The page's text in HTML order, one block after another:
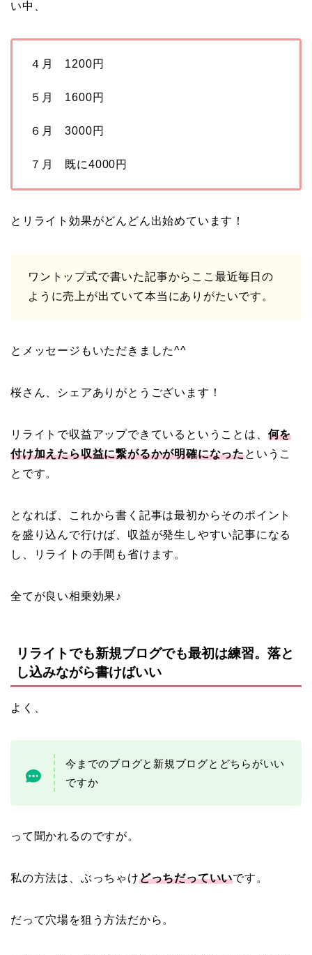
い中、
４月 1200円
５月 1600円
６月 3000円
７月 既に4000円
とリライト効果がどんどん出始めています！
ワントップ式で書いた記事からここ最近毎日の
ように売上が出ていて本当にありがたいです。
とメッセージもいただきました^^
桜さん、シェアありがとうございます！
リライトで収益アップできているということは、 何を
付け加えたら収益に繋がるかが明確になったというこ
とです。
となれば、これから書く記事は最初からそのポイント
を盛り込んで行けば、収益が発生しやすい記事になる
し、リライトの手間も省けます。
全てが良い相乗効果♪
リライトでも新規ブログでも最初は練習。落と
し込みながら書けばいい
よく、
今までのブログと新規ブログとどちらがいい
ですか
って聞かれるのですが。
私の方法は、ぶっちゃけどっちだっていいです。
だって穴場を狙う方法だから。